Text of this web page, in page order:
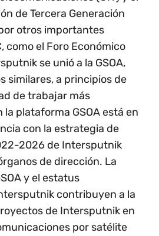
de Tercera Generación
otros importantes
como el Foro Económico
se unió a la GSOA,
similares, a principios de
de trabajar más
plataforma GSOA está en
con la estrategia de
2026 de Intersputnik
de dirección. La
y el estatus
contribuyen a la
de Intersputnik en
por satélite